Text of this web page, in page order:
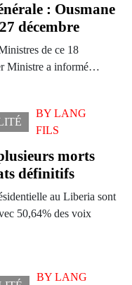
: Ousmane
décembre
de ce 18
Ministre a informé…
BY LANG
FILS
morts
définitifs
au Liberia sont
50,64% des voix
BY LANG